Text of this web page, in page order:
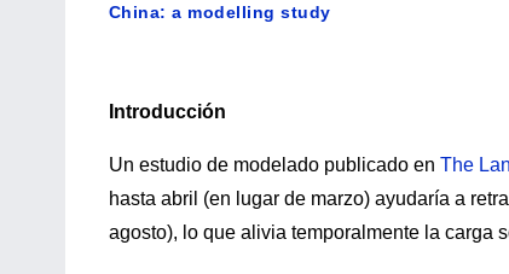
China: a modelling study
Introducción
Un estudio de modelado publicado en The
hasta abril (en lugar de marzo) ayudaría a
agosto), lo que alivia temporalmente la carga